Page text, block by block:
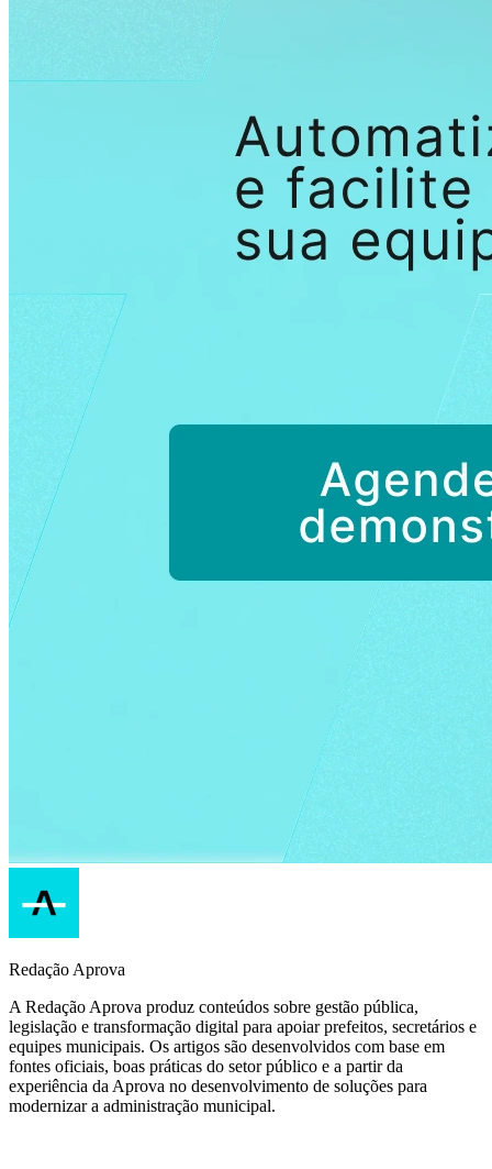
Redação Aprova
A Redação Aprova produz conteúdos sobre gestão pública,
legislação e transformação digital para apoiar prefeitos, secretários e
equipes municipais. Os artigos são desenvolvidos com base em
fontes oficiais, boas práticas do setor público e a partir da
experiência da Aprova no desenvolvimento de soluções para
modernizar a administração municipal.